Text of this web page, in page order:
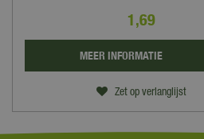
1,69
Zet op verlanglijst
MEER INFORMATIE